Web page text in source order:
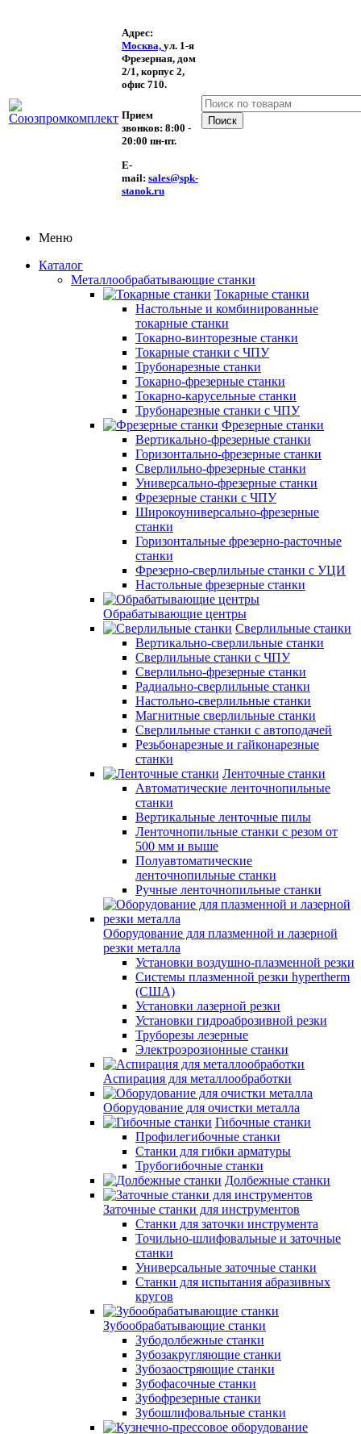
Адрес:
Москва, ул. 1-я
Фрезерная, дом
2/1, корпус 2,
офис 710.
Прием
звонков: 8:00 -
20:00 пн-пт.
E-
mail: sales@spk-
stanok.ru
Меню
Каталог
Металлообрабатывающие станки
Токарные станки
Настольные и комбинированные
токарные станки
Токарно-винторезные станки
Токарные станки с ЧПУ
Трубонарезные станки
Токарно-фрезерные станки
Токарно-карусельные станки
Трубонарезные станки с ЧПУ
Фрезерные станки
Вертикально-фрезерные станки
Горизонтально-фрезерные станки
Сверлильно-фрезерные станки
Универсально-фрезерные станки
Фрезерные станки с ЧПУ
Широкоуниверсально-фрезерные
станки
Горизонтальные фрезерно-расточные
станки
Фрезерно-сверлильные станки с УЦИ
Настольные фрезерные станки
Обрабатывающие центры
Сверлильные станки
Вертикально-сверлильные станки
Сверлильные станки с ЧПУ
Сверлильно-фрезерные станки
Радиально-сверлильные станки
Настольно-сверлильные станки
Магнитные сверлильные станки
Сверлильные станки с автоподачей
Резьбонарезные и гайконарезные
станки
Ленточные станки
Автоматические ленточнопильные
станки
Вертикальные ленточные пилы
Ленточнопильные станки с резом от
500 мм и выше
Полуавтоматические
ленточнопильные станки
Ручные ленточнопильные станки
Оборудование для плазменной и лазерной
резки металла
Установки воздушно-плазменной резки
Системы плазменной резки hypertherm
(США)
Установки лазерной резки
Установки гидроаброзивной резки
Труборезы лезерные
Электроэрозионные станки
Аспирация для металлообработки
Оборудование для очистки металла
Гибочные станки
Профилегибочные станки
Станки для гибки арматуры
Трубогибочные станки
Долбежные станки
Заточные станки для инструментов
Станки для заточки инструмента
Точильно-шлифовальные и заточные
станки
Универсальные заточные станки
Станки для испытания абразивных
кругов
Зубообрабатывающие станки
Зубодолбежные станки
Зубозакругляющие станки
Зубозаостряющие станки
Зубофасочные станки
Зубофрезерные станки
Зубошлифовальные станки